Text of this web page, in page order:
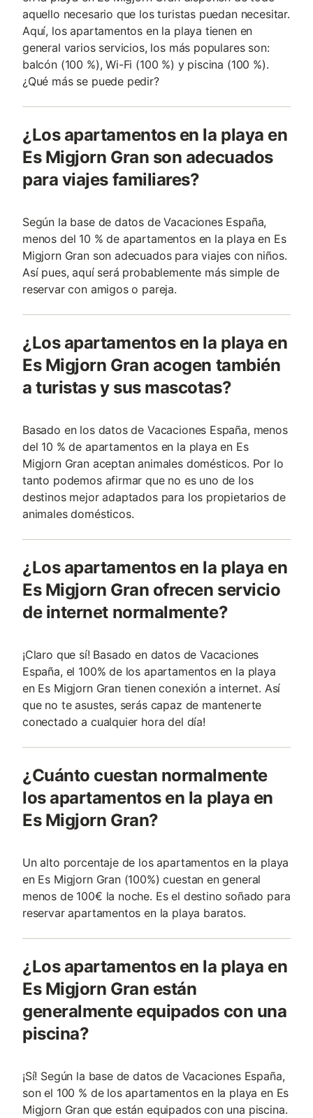
aquello necesario que los turistas puedan necesitar.
Aquí, los apartamentos en la playa tienen en
general varios servicios, los más populares son:
balcón (100 %), Wi-Fi (100 %) y piscina (100 %).
¿Qué más se puede pedir?
¿Los apartamentos en la playa en
Es Migjorn Gran son adecuados
para viajes familiares?
Según la base de datos de Vacaciones España,
menos del 10 % de apartamentos en la playa en Es
Migjorn Gran son adecuados para viajes con niños.
Así pues, aquí será probablemente más simple de
reservar con amigos o pareja.
¿Los apartamentos en la playa en
Es Migjorn Gran acogen también
a turistas y sus mascotas?
Basado en los datos de Vacaciones España, menos
del 10 % de apartamentos en la playa en Es
Migjorn Gran aceptan animales domésticos. Por lo
tanto podemos afirmar que no es uno de los
destinos mejor adaptados para los propietarios de
animales domésticos.
¿Los apartamentos en la playa en
Es Migjorn Gran ofrecen servicio
de internet normalmente?
¡Claro que sí! Basado en datos de Vacaciones
España, el 100% de los apartamentos en la playa
en Es Migjorn Gran tienen conexión a internet. Así
que no te asustes, serás capaz de mantenerte
conectado a cualquier hora del día!
¿Cuánto cuestan normalmente
los apartamentos en la playa en
Es Migjorn Gran?
Un alto porcentaje de los apartamentos en la playa
en Es Migjorn Gran (100%) cuestan en general
menos de 100€ la noche. Es el destino soñado para
reservar apartamentos en la playa baratos.
¿Los apartamentos en la playa en
Es Migjorn Gran están
generalmente equipados con una
piscina?
¡Sí! Según la base de datos de Vacaciones España,
son el 100 % de los apartamentos en la playa en Es
Migjorn Gran que están equipados con una piscina.